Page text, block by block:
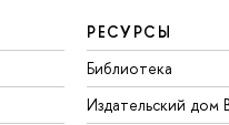
РЕСУРСЫ
Библиотека
Издательский